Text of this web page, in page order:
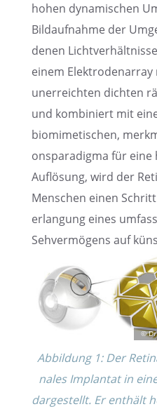
hohen dynami­schen
Bildauf­nahme der
de­nen
einem
unerreich­ten dichten
und kombi­niert mit
biomime­ti­schen,
ons­pa­ra­digma für eine
Auflö­sung, wird der
Menschen einen
erlan­gung eines
Sehver­mö­gens auf
Abbil­dung 1: Der
na­les Implan­tat in
darge­stellt. Er enthält